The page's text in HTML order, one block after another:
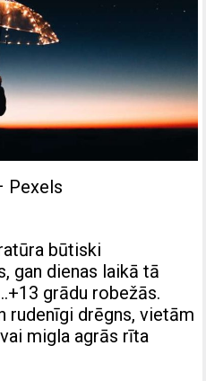
Pexels
būtiski
gan dienas laikā tā
grādu robežās.
rudenīgi drēgns, vietām
migla agrās rīta